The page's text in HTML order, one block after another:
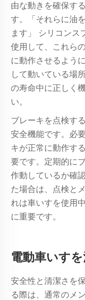
由な動きを確保す
す。「それらに油
ます」 シリコンス
使用して、これら
に動作させるよう
して動いている場
の寿命中に正しく
い。
ブレーキを点検す
安全機能です。必
キが正常に動作す
要です。定期的に
作動しているか確
た場合は、点検と
れは車いすを使用
に重要です。
電動車いす
安全性と清潔さを
る際は、通常のメ